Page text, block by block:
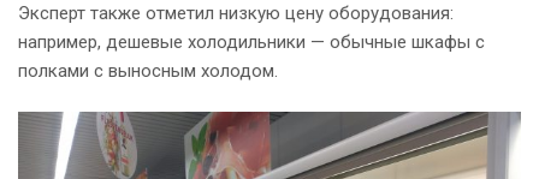
Эксперт также отметил низкую цену оборудования:
например, дешевые холодильники — обычные шкафы с
полками с выносным холодом.